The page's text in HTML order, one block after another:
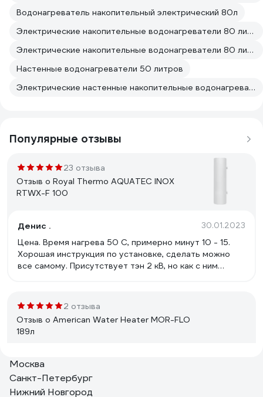
Водонагреватель накопительный электрический 80л
Электрические накопительные водонагреватели 80 литров От сети
Электрические накопительные водонагреватели 80 литров 220 вольт
Настенные водонагреватели 50 литров
Электрические настенные накопительные водонагреватели 50 литров
Популярные отзывы
23 отзыва
Отзыв о Royal Thermo AQUATEC INOX
RTWX-F 100
Денис . 30.01.2023
Цена. Время нагрева 50 С, примерно минут 10 - 15.
Хорошая инструкция по установке, сделать можно
все самому. Присутствует тэн 2 кВ, но как с ним
2 отзыва
Отзыв о American Water Heater MOR-FLO
189л
Антон Н
За 14 лет мало что изменилось. Работает (тьфу-тьфу).
Москва
Санкт-Петербург
Нижний Новгород